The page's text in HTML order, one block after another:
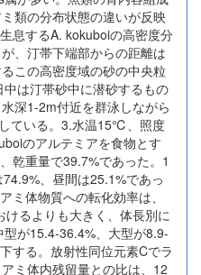
類の分布状態の違いが反映
息するA. kokuboiの高密度分
、汀帯下端部からの距離は
この高密度域の砂の中央粒
は汀帯砂中に潜砂するもの
深1-2m付近を群泳しながら
ている。3.水温15℃、照度
のアルテミアを食物とす
乾重量で39.7%であった。1
、昼間は25.1%であっ
ミ体物質への転化効率は、
るよりも大きく、体長別に
が15.4-36.4%、大型が8.9-
する。放射性同位元素Cでラ
ミ体内残留量との比は、12